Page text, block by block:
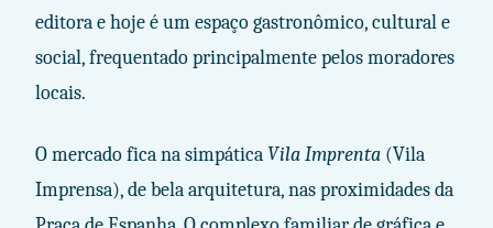
editora e hoje é um espaço gastronômico, cultural e
social, frequentado principalmente pelos moradores
locais.
O mercado fica na simpática Vila Imprenta (Vila
Imprensa), de bela arquitetura, nas proximidades da